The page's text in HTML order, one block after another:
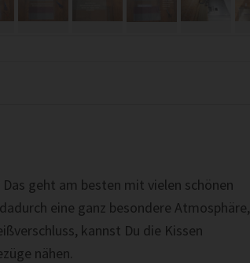
geht am besten mit vielen schönen
eine ganz besondere Atmosphäre,
kannst Du die Kissen
nähen.